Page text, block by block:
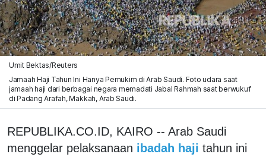
Umit Bektas/Reuters
Jamaah Haji Tahun Ini Hanya Pemukim di Arab Saudi. Foto udara saat
jamaah haji dari berbagai negara memadati Jabal Rahmah saat berwukuf
di Padang Arafah, Makkah, Arab Saudi.
REPUBLIKA.CO.ID, KAIRO -- Arab Saudi
menggelar pelaksanaan ibadah haji tahun ini